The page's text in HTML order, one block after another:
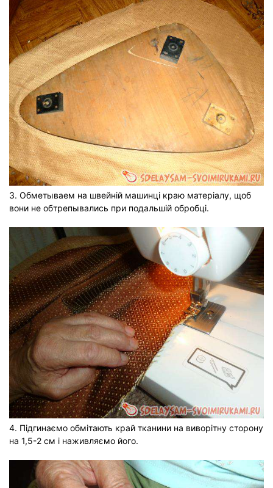
3. Обметываем на швейній машинці краю матеріалу, щоб
вони не обтрепывались при подальшій обробці.
4. Підгинаємо обмітають край тканини на виворітну сторону
на 1,5-2 см і наживляємо його.